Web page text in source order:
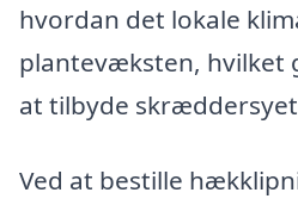
hvordan det lokale
plantevæksten, hvilket
at tilbyde
Ved at bestille